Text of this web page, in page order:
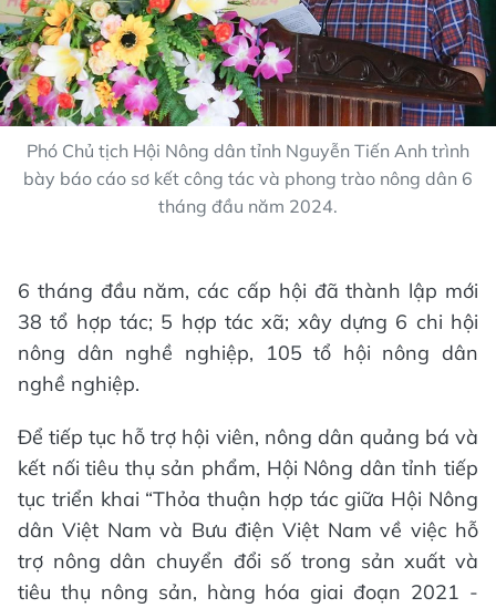
Phó Chủ tịch Hội Nông dân tỉnh Nguyễn Tiến Anh trình
bày báo cáo sơ kết công tác và phong trào nông dân 6
tháng đầu năm 2024.
6 tháng đầu năm, các cấp hội đã thành lập mới
38 tổ hợp tác; 5 hợp tác xã; xây dựng 6 chi hội
nông dân nghề nghiệp, 105 tổ hội nông dân
nghề nghiệp.
Để tiếp tục hỗ trợ hội viên, nông dân quảng bá và
kết nối tiêu thụ sản phẩm, Hội Nông dân tỉnh tiếp
tục triển khai “Thỏa thuận hợp tác giữa Hội Nông
dân Việt Nam và Bưu điện Việt Nam về việc hỗ
trợ nông dân chuyển đổi số trong sản xuất và
tiêu thụ nông sản, hàng hóa giai đoạn 2021 -